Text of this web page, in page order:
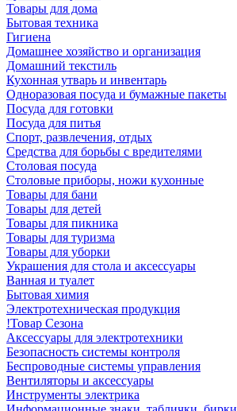
Товары для дома
Бытовая техника
Гигиена
Домашнее хозяйство и организация
Домашний текстиль
Кухонная утварь и инвентарь
Одноразовая посуда и бумажные пакеты
Посуда для готовки
Посуда для питья
Спорт, развлечения, отдых
Средства для борьбы с вредителями
Столовая посуда
Столовые приборы, ножи кухонные
Товары для бани
Товары для детей
Товары для пикника
Товары для туризма
Товары для уборки
Украшения для стола и аксессуары
Ванная и туалет
Бытовая химия
Электротехническая продукция
!Товар Сезона
Аксессуары для электротехники
Безопасность системы контроля
Беспроводные системы управления
Вентиляторы и аксессуары
Инструменты электрика